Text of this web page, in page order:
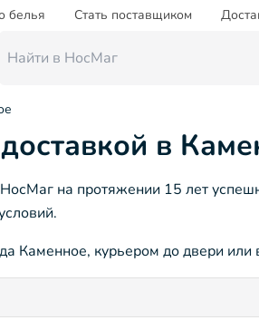
белья Стать поставщиком
в
на протяжении 15 лет
Каменное, курьером до двери или